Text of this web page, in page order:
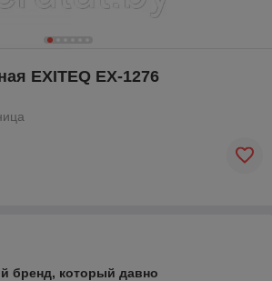
EXITEQ EX-1276
бренд, который давно